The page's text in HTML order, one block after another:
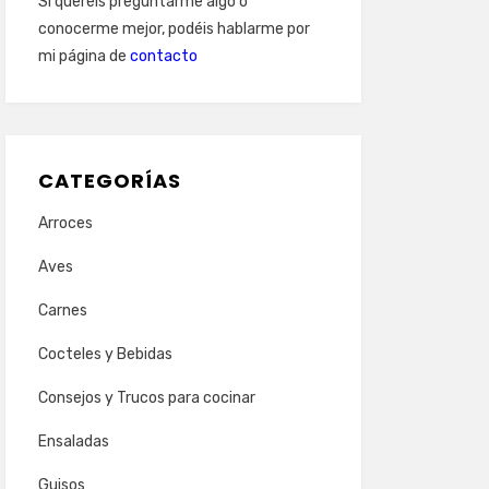
conocerme mejor, podéis hablarme por
mi página de contacto
CATEGORÍAS
Arroces
Aves
Carnes
Cocteles y Bebidas
Consejos y Trucos para cocinar
Ensaladas
Guisos